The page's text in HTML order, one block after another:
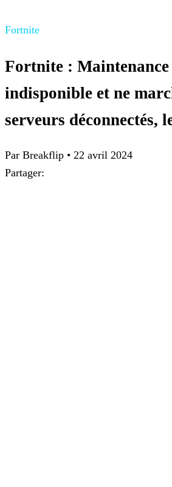
Fortnite
Fortnite : Maintenance
indisponible et ne
serveurs déconnectés,
Par Breakflip • 22 avril 2024
Partager: